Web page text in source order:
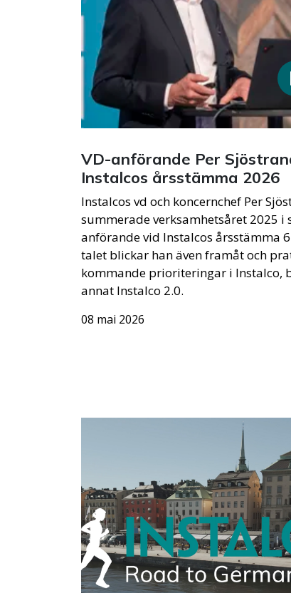
VD-anförande Per
Instalcos årsstämma 2026
Instalcos vd och koncernchef Per
summerade verksamhetsåret 2025 i
anförande vid Instalcos årsstämma
talet blickar han även framåt och
kommande prioriteringar i Instalco,
annat Instalco 2.0.
08 mai 2026